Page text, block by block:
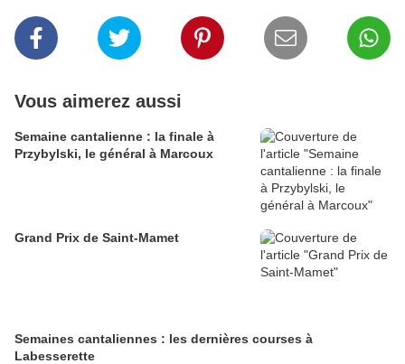
Vous aimerez aussi
Semaine cantalienne : la finale à
Przybylski, le général à Marcoux
Grand Prix de Saint-Mamet
Semaines cantaliennes : les dernières courses à
Labesserette